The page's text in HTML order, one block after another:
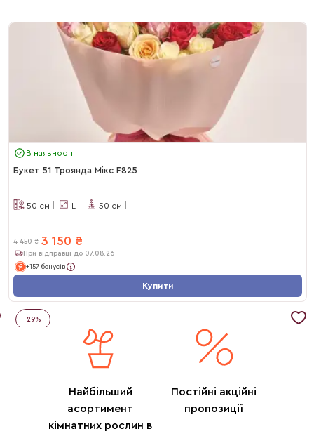
В наявності
Букет 51 Троянда Мікс F825
50 см L 50 см
4 450 ₴ 3 150 ₴
При відправці до 07.08.26
+157 бонусів
Купити
-29%
Найбільший
асортимент
кімнатних рослин в
Постійні акційні
пропозиції